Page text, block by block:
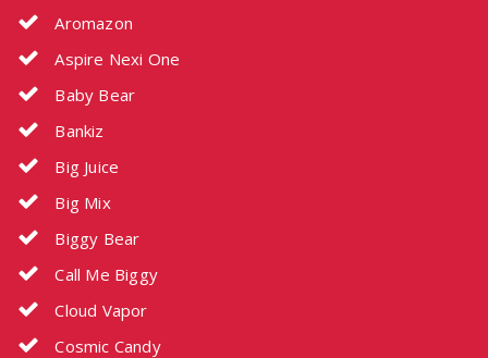
Aromazon
Aspire Nexi One
Baby Bear
Bankiz
Big Juice
Big Mix
Biggy Bear
Call Me Biggy
Cloud Vapor
Cosmic Candy